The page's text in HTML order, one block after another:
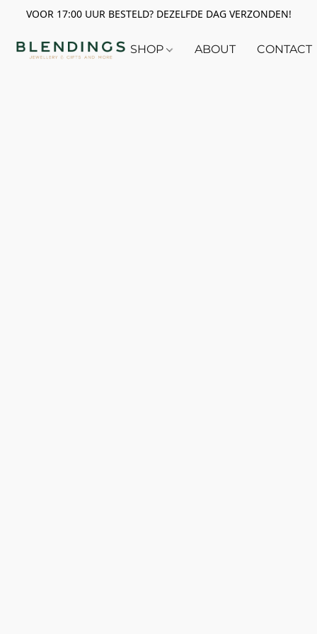
VOOR 17:00 UUR BESTELD? DEZELFDE DAG VERZONDEN!
SHOP ABOUT CONTACT